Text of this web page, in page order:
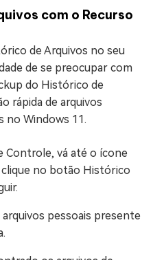
com o Recurso
de Arquivos no seu
de se preocupar com
do Histórico de
rápida de arquivos
no Windows 11.
Controle, vá até o ícone
clique no botão Histórico
pessoais presente